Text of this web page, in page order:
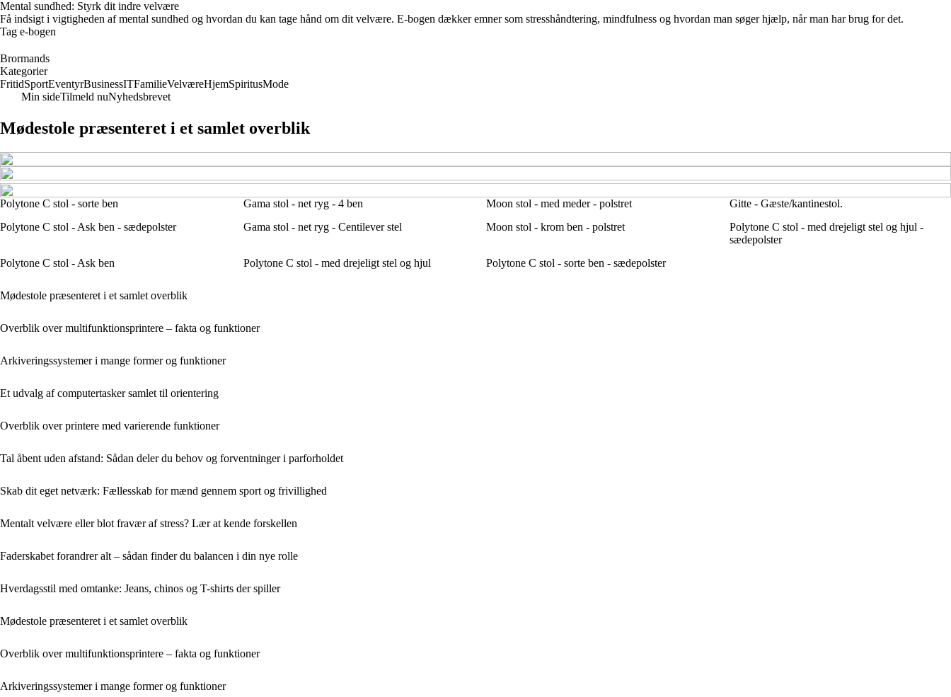
Mental sundhed: Styrk dit indre velvære
Få indsigt i vigtigheden af mental sundhed og hvordan du kan tage hånd om dit velvære. E-bogen dækker emner som stresshåndtering, mindfulness og hvordan man søger hjælp, når man har brug for det.
Tag e-bogen
Brormands
Kategorier
FritidSportEventyrBusinessITFamilieVelværeHjemSpiritusMode
Min sideTilmeld nuNyhedsbrevet
Mødestole præsenteret i et samlet overblik
Polytone C stol - sorte ben Gama stol - net ryg - 4 ben Moon stol - med meder - polstret
Gitte - Gæste/kantinestol.
Polytone C stol - Ask ben - sædepolster
Gama stol - net ryg - Centilever stel Moon stol - krom ben - polstret
Polytone C stol - med drejeligt stel og hjul -
sædepolster
Polytone C stol - Ask ben
Polytone C stol - med drejeligt stel og hjul Polytone C stol - sorte ben - sædepolster
Mødestole præsenteret i et samlet overblik
Overblik over multifunktionsprintere – fakta og funktioner
Arkiveringssystemer i mange former og funktioner
Et udvalg af computertasker samlet til orientering
Overblik over printere med varierende funktioner
Tal åbent uden afstand: Sådan deler du behov og forventninger i parforholdet
Skab dit eget netværk: Fællesskab for mænd gennem sport og frivillighed
Mentalt velvære eller blot fravær af stress? Lær at kende forskellen
Faderskabet forandrer alt – sådan finder du balancen i din nye rolle
Hverdagsstil med omtanke: Jeans, chinos og T-shirts der spiller
Mødestole præsenteret i et samlet overblik
Overblik over multifunktionsprintere – fakta og funktioner
Arkiveringssystemer i mange former og funktioner